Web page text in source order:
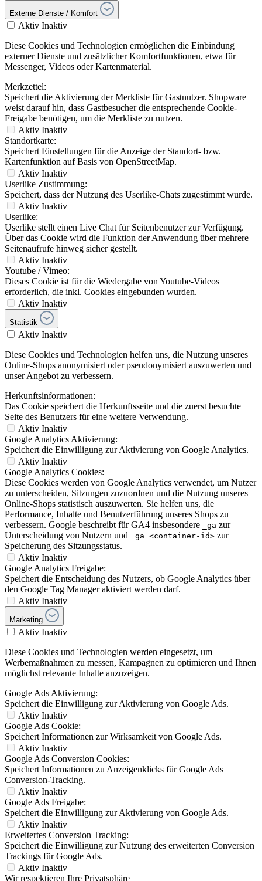
Externe Dienste / Komfort
Aktiv Inaktiv
Diese Cookies und Technologien ermöglichen die Einbindung
externer Dienste und zusätzlicher Komfortfunktionen, etwa für
Messenger, Videos oder Kartenmaterial.
Merkzettel:
Speichert die Aktivierung der Merkliste für Gastnutzer. Shopware
weist darauf hin, dass Gastbesucher die entsprechende Cookie-
Freigabe benötigen, um die Merkliste zu nutzen.
Aktiv Inaktiv
Standortkarte:
Speichert Einstellungen für die Anzeige der Standort- bzw.
Kartenfunktion auf Basis von OpenStreetMap.
Aktiv Inaktiv
Userlike Zustimmung:
Speichert, dass der Nutzung des Userlike-Chats zugestimmt wurde.
Aktiv Inaktiv
Userlike:
Userlike stellt einen Live Chat für Seitenbenutzer zur Verfügung.
Über das Cookie wird die Funktion der Anwendung über mehrere
Seitenaufrufe hinweg sicher gestellt.
Aktiv Inaktiv
Youtube / Vimeo:
Dieses Cookie ist für die Wiedergabe von Youtube-Videos
erforderlich, die inkl. Cookies eingebunden wurden.
Aktiv Inaktiv
Statistik
Aktiv Inaktiv
Diese Cookies und Technologien helfen uns, die Nutzung unseres
Online-Shops anonymisiert oder pseudonymisiert auszuwerten und
unser Angebot zu verbessern.
Herkunftsinformationen:
Das Cookie speichert die Herkunftsseite und die zuerst besuchte
Seite des Benutzers für eine weitere Verwendung.
Aktiv Inaktiv
Google Analytics Aktivierung:
Speichert die Einwilligung zur Aktivierung von Google Analytics.
Aktiv Inaktiv
Google Analytics Cookies:
Diese Cookies werden von Google Analytics verwendet, um Nutzer
zu unterscheiden, Sitzungen zuzuordnen und die Nutzung unseres
Online-Shops statistisch auszuwerten. Sie helfen uns, die
Performance, Inhalte und Benutzerführung unseres Shops zu
verbessern. Google beschreibt für GA4 insbesondere
_ga zur
Unterscheidung von Nutzern und
_ga_<container-id> zur
Speicherung des Sitzungsstatus.
Aktiv Inaktiv
Google Analytics Freigabe:
Speichert die Entscheidung des Nutzers, ob Google Analytics über
den Google Tag Manager aktiviert werden darf.
Aktiv Inaktiv
Marketing
Aktiv Inaktiv
Diese Cookies und Technologien werden eingesetzt, um
Werbemaßnahmen zu messen, Kampagnen zu optimieren und Ihnen
möglichst relevante Inhalte anzuzeigen.
Google Ads Aktivierung:
Speichert die Einwilligung zur Aktivierung von Google Ads.
Aktiv Inaktiv
Google Ads Cookie:
Speichert Informationen zur Wirksamkeit von Google Ads.
Aktiv Inaktiv
Google Ads Conversion Cookies:
Speichert Informationen zu Anzeigenklicks für Google Ads
Conversion-Tracking.
Aktiv Inaktiv
Google Ads Freigabe:
Speichert die Einwilligung zur Aktivierung von Google Ads.
Aktiv Inaktiv
Erweitertes Conversion Tracking:
Speichert die Einwilligung zur Nutzung des erweiterten Conversion
Trackings für Google Ads.
Aktiv Inaktiv
Wir respektieren Ihre Privatsphäre